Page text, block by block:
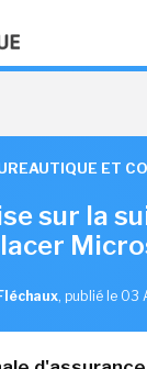
ET
sur la
, publié le 03